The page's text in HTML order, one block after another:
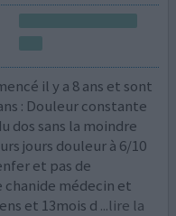
il y a 8 ans et sont
: Douleur constante
dos sans la moindre
jours douleur à 6/10
et pas de
chanide médecin et
et 13mois d ...lire la